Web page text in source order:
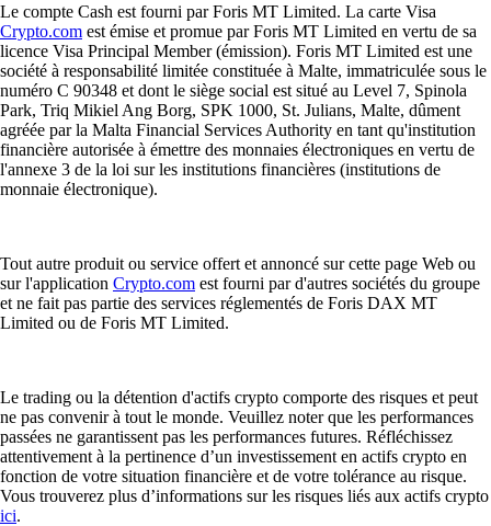
Le compte Cash est fourni par Foris MT Limited. La carte Visa
Crypto.com est émise et promue par Foris MT Limited en vertu de sa
licence Visa Principal Member (émission). Foris MT Limited est une
société à responsabilité limitée constituée à Malte, immatriculée sous le
numéro C 90348 et dont le siège social est situé au Level 7, Spinola
Park, Triq Mikiel Ang Borg, SPK 1000, St. Julians, Malte, dûment
agréée par la Malta Financial Services Authority en tant qu'institution
financière autorisée à émettre des monnaies électroniques en vertu de
l'annexe 3 de la loi sur les institutions financières (institutions de
monnaie électronique).
Tout autre produit ou service offert et annoncé sur cette page Web ou
sur l'application Crypto.com est fourni par d'autres sociétés du groupe
et ne fait pas partie des services réglementés de Foris DAX MT
Limited ou de Foris MT Limited.
Le trading ou la détention d'actifs crypto comporte des risques et peut
ne pas convenir à tout le monde. Veuillez noter que les performances
passées ne garantissent pas les performances futures. Réfléchissez
attentivement à la pertinence d’un investissement en actifs crypto en
fonction de votre situation financière et de votre tolérance au risque.
Vous trouverez plus d’informations sur les risques liés aux actifs crypto
ici.